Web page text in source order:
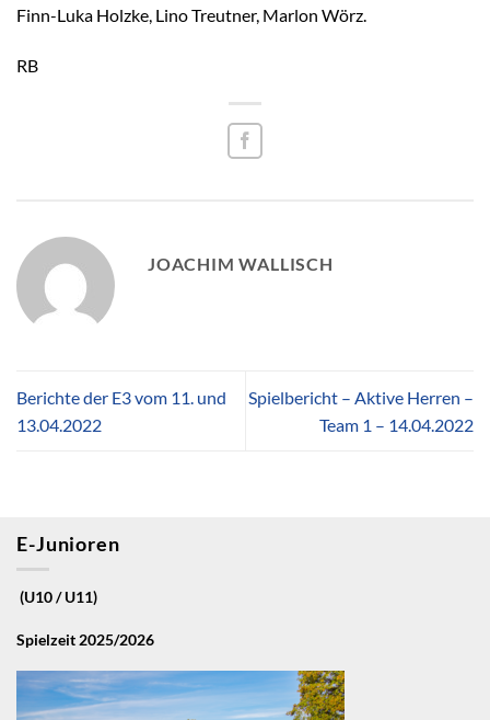
Finn-Luka Holzke, Lino Treutner, Marlon Wörz.
RB
JOACHIM WALLISCH
Berichte der E3 vom 11. und
13.04.2022
Spielbericht – Aktive Herren –
Team 1 – 14.04.2022
E-Junioren
(U10 / U11)
Spielzeit 2025/2026